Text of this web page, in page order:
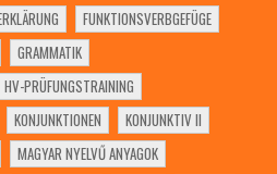
FUNKTIONSVERBGEFÜGE
GRAMMATIK
HV-PRÜFUNGSTRAINING
KONJUNKTIONEN
KONJUNKTIV II
MAGYAR NYELVŰ ANYAGOK